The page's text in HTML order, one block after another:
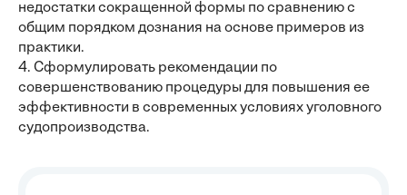
недостатки сокращенной формы по сравнению с
общим порядком дознания на основе примеров из
практики.
4. Сформулировать рекомендации по
совершенствованию процедуры для повышения ее
эффективности в современных условиях уголовного
судопроизводства.